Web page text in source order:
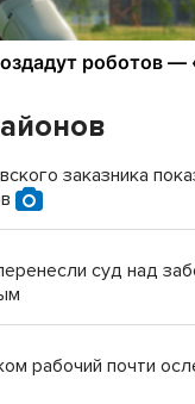
заказника
суд над
рабочий почти